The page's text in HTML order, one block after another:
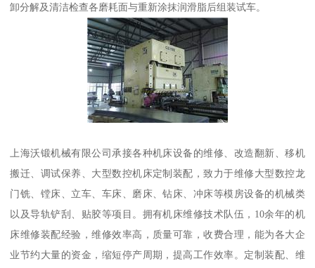
卸分解及清洁检查各磨耗面与重新涂抹润滑脂后组装试车。
上海沃锻机械有限公司承接各种机床设备的维修、改造翻新、移机
搬迁、调试保养、大型数控机床定制装配，致力于维修大型数控龙
门铣、镗床、立车、车床、磨床、钻床、冲床等模房设备的机械类
以及导轨铲刮、贴胶等项目。拥有机床维修技术队伍，10余年的机
床维修装配经验，维修效率高，质量可靠，收费合理，能为各大企
业节约大量的资金，缩短停产周期，提高工作效率。定制装配、维